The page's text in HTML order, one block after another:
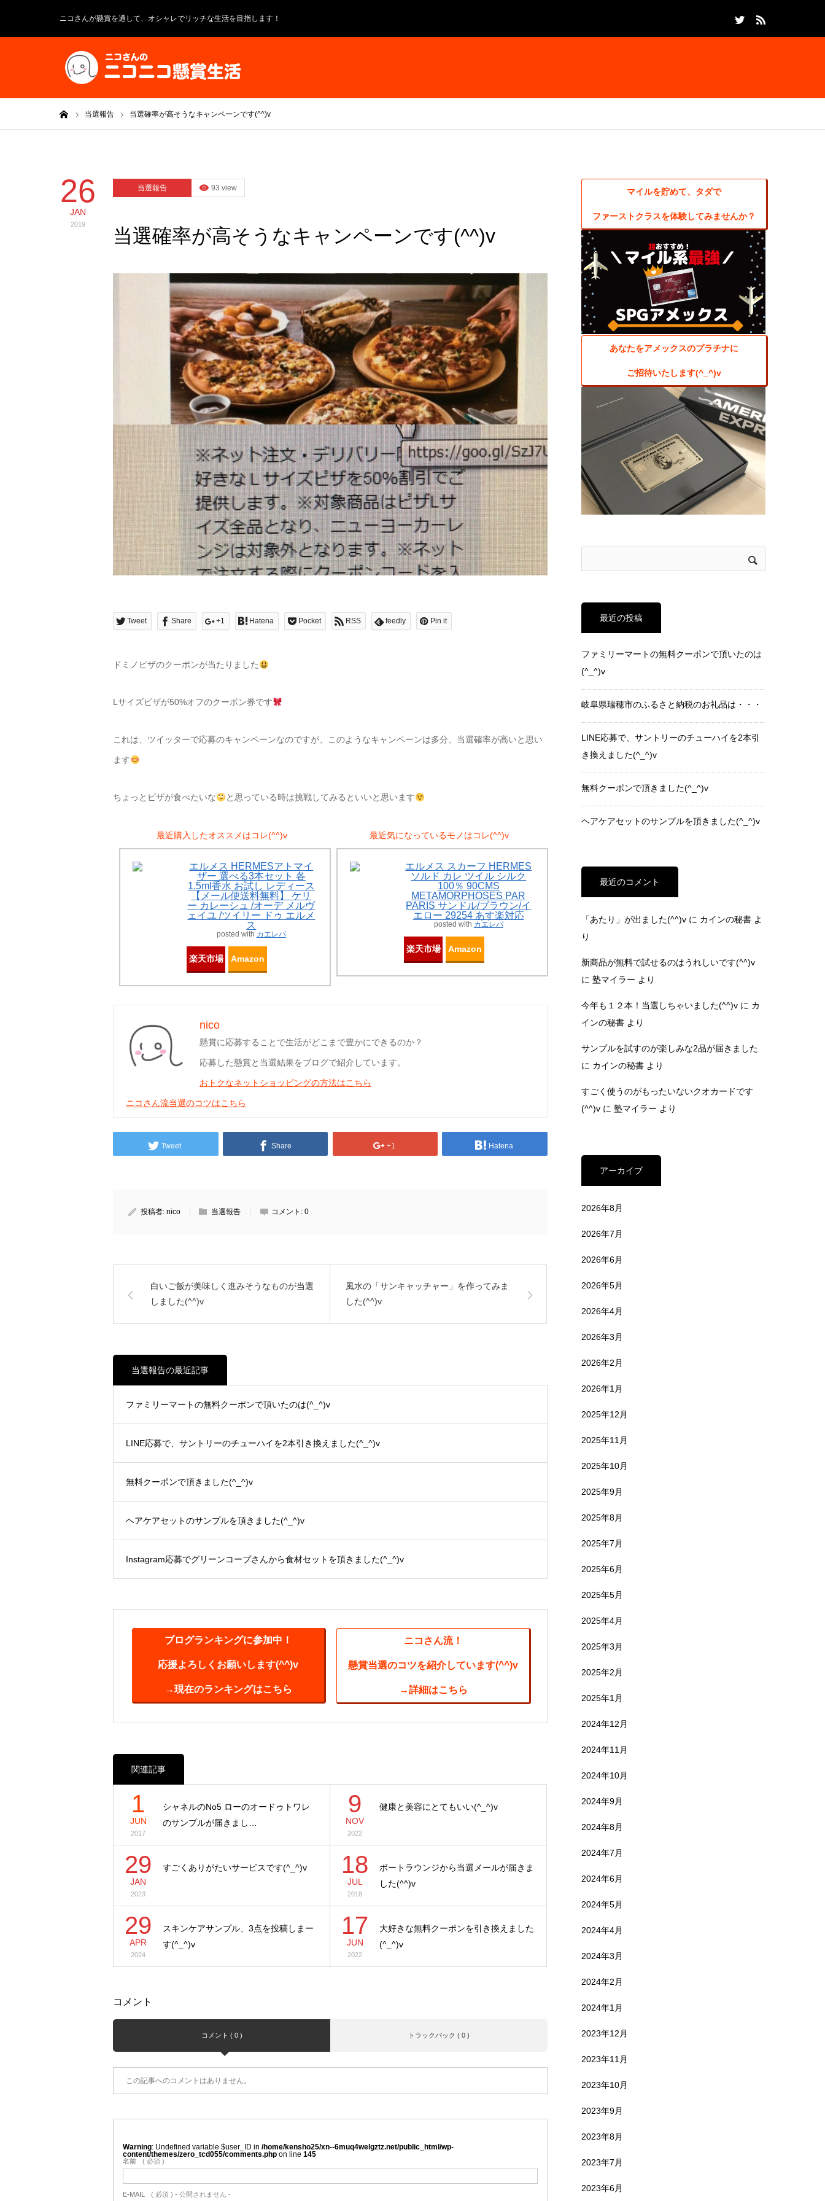
ニコさんが懸賞を通して、オシャレでリッチな生活を目指します！
当選報告 当選確率が高そうなキャンペーンです(^^)v
26
JAN
2019
当選報告 93 view
当選確率が高そうなキャンペーンです(^^)v
Tweet Share +1 Hatena Pocket RSS feedly Pin it
ドミノピザのクーポンが当たりました
Lサイズピザが50%オフのクーポン券です
これは、ツイッターで応募のキャンペーンなのですが、このようなキャンペーンは多分、当選確率が高いと思い
ます
ちょっとピザが食べたいな と思っている時は挑戦してみるといいと思います
最近購入したオススメはコレ(^^)v
エルメス HERMESアトマイ
ザー 選べる3本セット 各
1.5ml香水 お試し レディース
【メール便送料無料】 ケリ
ー カレーシュ /オーデ メルヴ
ェイユ /ツイリー ドゥ エルメ
ス
posted with カエレバ
楽天市場 Amazon
最近気になっているモノはコレ(^^)v
エルメス スカーフ HERMES
ソルド カレ ツイル シルク
100％ 90CMS
METAMORPHOSES PAR
PARIS サンドル/ブラウン/イ
エロー 29254 あす楽対応
posted with カエレバ
楽天市場 Amazon
nico
懸賞に応募することで生活がどこまで豊かにできるのか？
応募した懸賞と当選結果をブログで紹介しています。
おトクなネットショッピングの方法はこちら
ニコさん流当選のコツはこちら
Tweet Share +1 Hatena
投稿者: nico 当選報告 コメント: 0
白いご飯が美味しく進みそうなものが当選
しました(^^)v
風水の「サンキャッチャー」を作ってみま
した(^^)v
当選報告の最近記事
ファミリーマートの無料クーポンで頂いたのは(^_^)v
LINE応募で、サントリーのチューハイを2本引き換えました(^_^)v
無料クーポンで頂きました(^_^)v
ヘアケアセットのサンプルを頂きました(^_^)v
Instagram応募でグリーンコープさんから食材セットを頂きました(^_^)v
ブログランキングに参加中！
応援よろしくお願いします(^^)v
→現在のランキングはこちら
ニコさん流！
懸賞当選のコツを紹介しています(^^)v
→詳細はこちら
関連記事
1
JUN
2017
シャネルのNo5 ローのオードゥトワレ
のサンプルが届きまし…
9
NOV
2022
健康と美容にとてもいい(^_^)v
29
JAN
2023
すごくありがたいサービスです(^_^)v 18
JUL
2018
ボートラウンジから当選メールが届きま
した(^^)v
29
APR
2024
スキンケアサンプル、3点を投稿しまー
す(^_^)v
17
JUN
2022
大好きな無料クーポンを引き換えました
(^_^)v
コメント
コメント ( 0 ) トラックバック ( 0 )
この記事へのコメントはありません。
Warning : Undefined variable $user_ID in /home/kensho25/xn--6muq4welgztz.net/public_html/wp-
content/themes/zero_tcd055/comments.php on line 145
名前 ( 必須 )
E-MAIL ( 必須 ) - 公開されません -
マイルを貯めて、タダで
ファーストクラスを体験してみませんか？
あなたをアメックスのプラチナに
ご招待いたします(^_^)v
最近の投稿
ファミリーマートの無料クーポンで頂いたのは
(^_^)v
岐阜県瑞穂市のふるさと納税のお礼品は・・・
LINE応募で、サントリーのチューハイを2本引
き換えました(^_^)v
無料クーポンで頂きました(^_^)v
ヘアケアセットのサンプルを頂きました(^_^)v
最近のコメント
「あたり」が出ました(^^)v に カインの秘書 よ
り
新商品が無料で試せるのはうれしいです(^^)v
に 塾マイラー より
今年も１２本！当選しちゃいました(^^)v に カ
インの秘書 より
サンプルを試すのが楽しみな2品が届きました
に カインの秘書 より
すごく使うのがもったいないクオカードです
(^^)v に 塾マイラー より
アーカイブ
2026年8月
2026年7月
2026年6月
2026年5月
2026年4月
2026年3月
2026年2月
2026年1月
2025年12月
2025年11月
2025年10月
2025年9月
2025年8月
2025年7月
2025年6月
2025年5月
2025年4月
2025年3月
2025年2月
2025年1月
2024年12月
2024年11月
2024年10月
2024年9月
2024年8月
2024年7月
2024年6月
2024年5月
2024年4月
2024年3月
2024年2月
2024年1月
2023年12月
2023年11月
2023年10月
2023年9月
2023年8月
2023年7月
2023年6月